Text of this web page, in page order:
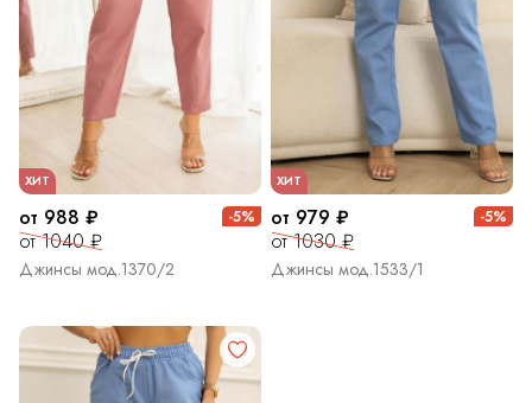
ХИТ
от 988 ₽
от 1040 ₽
-5%
Джинсы мод.1370/2
ХИТ
от 979 ₽
от 1030 ₽
-5%
Джинсы мод.1533/1